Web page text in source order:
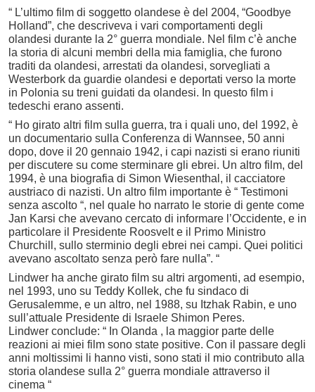
“ L’ultimo film di soggetto olandese è del 2004, “Goodbye
Holland”, che descriveva i vari comportamenti degli
olandesi durante la 2° guerra mondiale. Nel film c’è anche
la storia di alcuni membri della mia famiglia, che furono
traditi da olandesi, arrestati da olandesi, sorvegliati a
Westerbork da guardie olandesi e deportati verso la morte
in Polonia su treni guidati da olandesi. In questo film i
tedeschi erano assenti.
“ Ho girato altri film sulla guerra, tra i quali uno, del 1992, è
un documentario sulla Conferenza di Wannsee, 50 anni
dopo, dove il 20 gennaio 1942, i capi nazisti si erano riuniti
per discutere su come sterminare gli ebrei. Un altro film, del
1994, è una biografia di Simon Wiesenthal, il cacciatore
austriaco di nazisti. Un altro film importante è “ Testimoni
senza ascolto “, nel quale ho narrato le storie di gente come
Jan Karsi che avevano cercato di informare l’Occidente, e in
particolare il Presidente Roosvelt e il Primo Ministro
Churchill, sullo sterminio degli ebrei nei campi. Quei politici
avevano ascoltato senza però fare nulla”. “
Lindwer ha anche girato film su altri argomenti, ad esempio,
nel 1993, uno su Teddy Kollek, che fu sindaco di
Gerusalemme, e un altro, nel 1988, su Itzhak Rabin, e uno
sull’attuale Presidente di Israele Shimon Peres.
Lindwer conclude: “ In Olanda , la maggior parte delle
reazioni ai miei film sono state positive. Con il passare degli
anni moltissimi li hanno visti, sono stati il mio contributo alla
storia olandese sulla 2° guerra mondiale attraverso il
cinema “